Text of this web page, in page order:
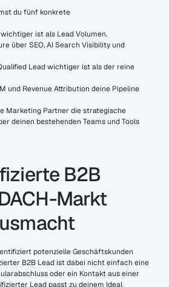
du fünf konkrete
ist als Lead Volumen.
über SEO, AI Search Visibility und
Lead wichtiger ist als der reine
und Revenue Attribution deine Pipeline
Marketing Partner die strategische
deinen bestehenden Teams und Tools
B2B
Markt
potenzielle Geschäftskunden
B2B Lead ist dabei nicht einfach eine
oder ein Kontakt aus einer
Lead passt zu deinem Ideal